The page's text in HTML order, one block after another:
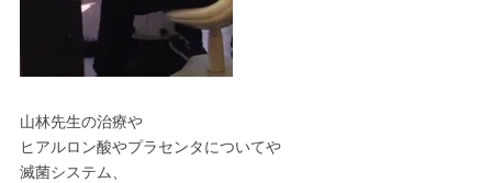
山林先生の治療や
ヒアルロン酸やプラセンタについてや
滅菌システム、